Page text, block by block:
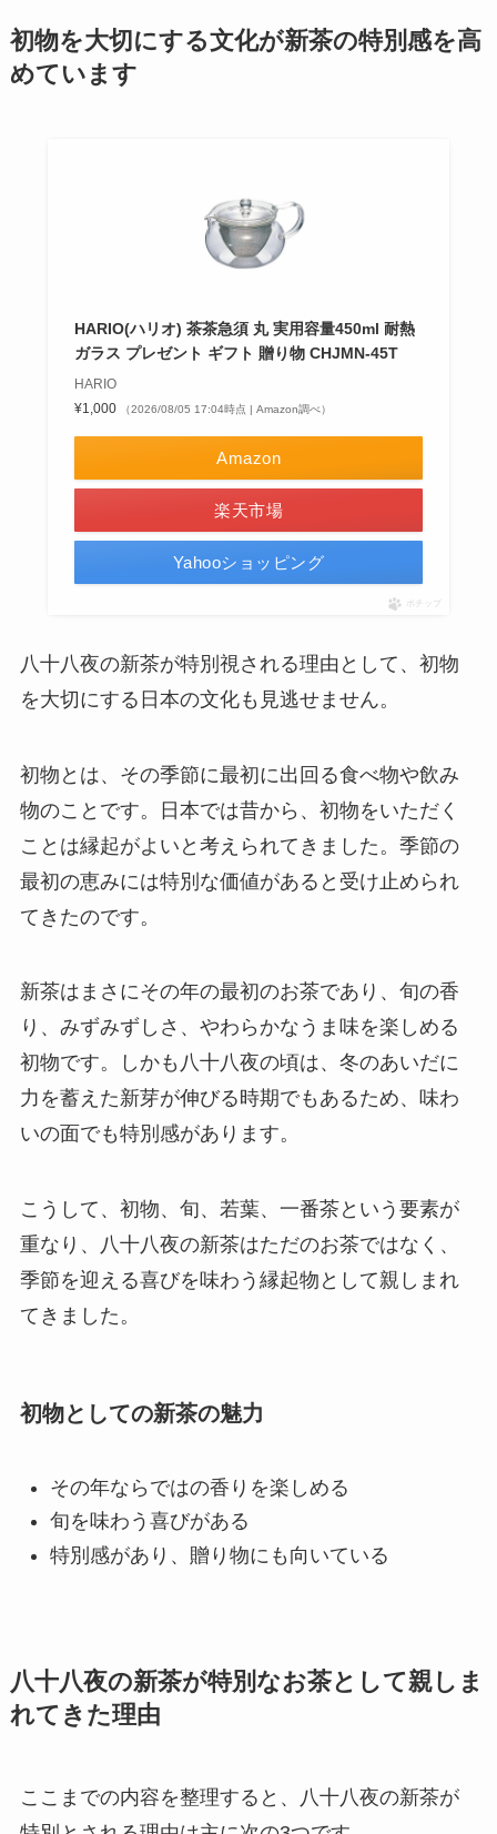
初物を大切にする文化が新茶の特別感を高
めています
HARIO(ハリオ) 茶茶急須 丸 実用容量450ml 耐熱
ガラス プレゼント ギフト 贈り物 CHJMN-45T
HARIO
¥1,000
（2026/08/05 17:04時点 | Amazon調べ）
Amazon
楽天市場
Yahooショッピング
ポチップ
八十八夜の新茶が特別視される理由として、初物
を大切にする日本の文化も見逃せません。
初物とは、その季節に最初に出回る食べ物や飲み
物のことです。日本では昔から、初物をいただく
ことは縁起がよいと考えられてきました。季節の
最初の恵みには特別な価値があると受け止められ
てきたのです。
新茶はまさにその年の最初のお茶であり、旬の香
り、みずみずしさ、やわらかなうま味を楽しめる
初物です。しかも八十八夜の頃は、冬のあいだに
力を蓄えた新芽が伸びる時期でもあるため、味わ
いの面でも特別感があります。
こうして、初物、旬、若葉、一番茶という要素が
重なり、八十八夜の新茶はただのお茶ではなく、
季節を迎える喜びを味わう縁起物として親しまれ
てきました。
初物としての新茶の魅力
その年ならではの香りを楽しめる
旬を味わう喜びがある
特別感があり、贈り物にも向いている
八十八夜の新茶が特別なお茶として親しま
れてきた理由
ここまでの内容を整理すると、八十八夜の新茶が